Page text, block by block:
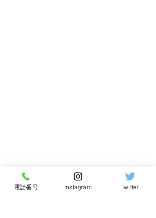
電話番号 Instagram Twitter